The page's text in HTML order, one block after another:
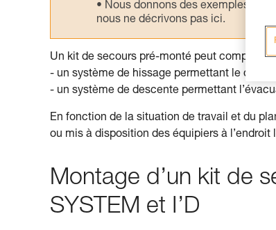
Nous donnons des exemples de
nous ne décrivons pas ici.
Un kit de secours pré-monté peut
- un système de hissage permettant le
- un système de descente permettant
En fonction de la situation de travail et du
ou mis à disposition des équipiers à l’endroit
Montage d’un kit de
SYSTEM et I’D